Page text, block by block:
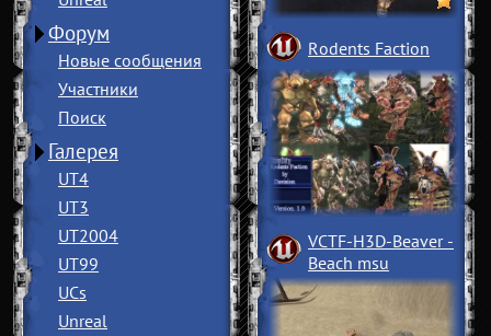
Форум
Новые сообщения
Участники
Поиск
Галерея
UT4
UT3
UT2004
UT99
UCs
Unreal
Rodents Faction
VCTF-H3D-Beaver ­
Beach msu